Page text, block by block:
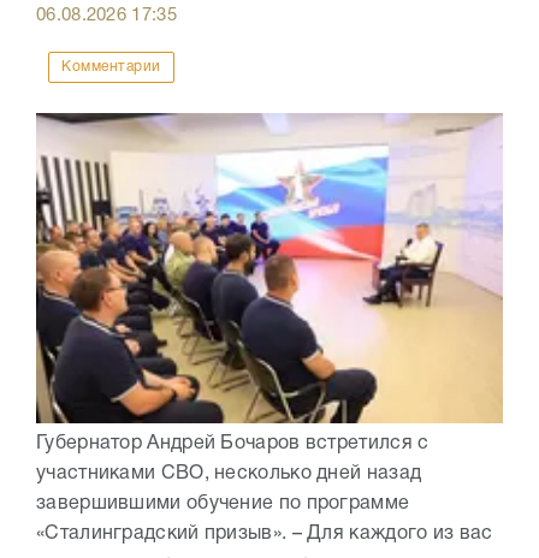
06.08.2026 17:35
Комментарии
Губернатор Андрей Бочаров встретился с
участниками СВО, несколько дней назад
завершившими обучение по программе
«Сталинградский призыв». – Для каждого из вас